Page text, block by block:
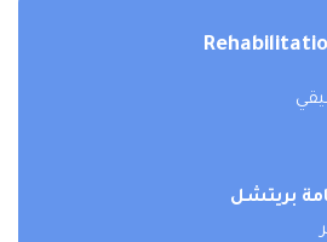
بريتشل